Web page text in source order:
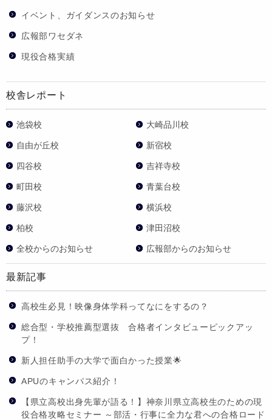
イベント、ガイダンスのお知らせ
広報部ワセダネ
現役合格実績
校舎レポート
池袋校 大崎品川校
自由が丘校 新宿校
四谷校 吉祥寺校
町田校 青葉台校
藤沢校 横浜校
柏校 津田沼校
全校からのお知らせ 広報部からのお知らせ
最新記事
高校生必見！映像身体学科ってなにをするの？
総合型・学校推薦型選抜 合格者インタビューピックアッ
プ！
新人担任助手の大学で面白かった授業🌟
APUのキャンパス紹介！
【県立高校出身先輩が語る！】神奈川県立高校生のための現
役合格攻略セミナー ～部活・行事に全力な君への合格ロード